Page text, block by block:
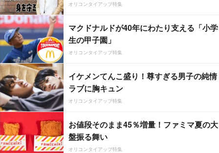
オリコンタイアップ特集
マクドナルドが40年にわたり支える「小学
生の甲子園」
オリコンタイアップ特集
イケメンてんこ盛り！尊すぎる男子の純情
ラブに胸キュン
オリコンタイアップ特集
お値段そのまま45％増量！ファミマ夏の大
盤振る舞い
オリコンタイアップ特集